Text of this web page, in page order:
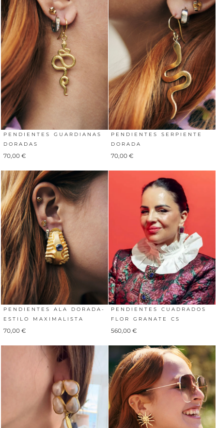
PENDIENTES GUARDIANAS
DORADAS
70,00 €
PENDIENTES SERPIENTE
DORADA
70,00 €
PENDIENTES ALA DORADA-
ESTILO MAXIMALISTA
70,00 €
PENDIENTES CUADRADOS
FLOR GRANATE CS
560,00 €